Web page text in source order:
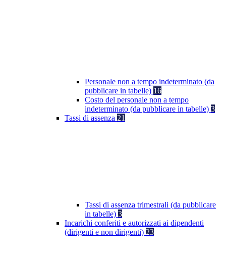
Personale non a tempo indeterminato (da
pubblicare in tabelle) 16
Costo del personale non a tempo
indeterminato (da pubblicare in tabelle) 3
Tassi di assenza 21
Tassi di assenza trimestrali (da pubblicare
in tabelle) 3
Incarichi conferiti e autorizzati ai dipendenti
(dirigenti e non dirigenti) 23